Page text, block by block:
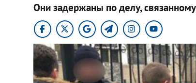
Они задержаны по делу,